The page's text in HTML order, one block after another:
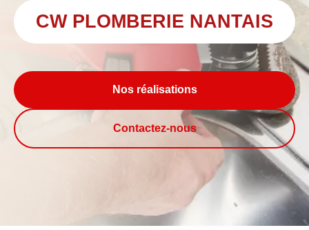
CW PLOMBERIE NANTAIS
Nos réalisations
Contactez-nous